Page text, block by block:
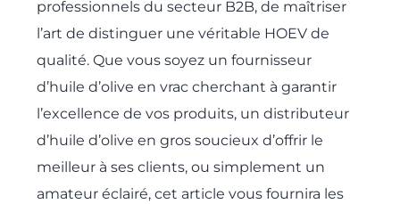
professionnels du secteur B2B, de maîtriser
l’art de distinguer une véritable HOEV de
qualité. Que vous soyez un fournisseur
d’huile d’olive en vrac cherchant à garantir
l’excellence de vos produits, un distributeur
d’huile d’olive en gros soucieux d’offrir le
meilleur à ses clients, ou simplement un
amateur éclairé, cet article vous fournira les